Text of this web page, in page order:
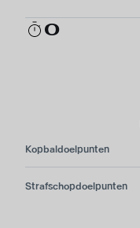
0
Kopbaldoelpunten
Strafschopdoelpunten